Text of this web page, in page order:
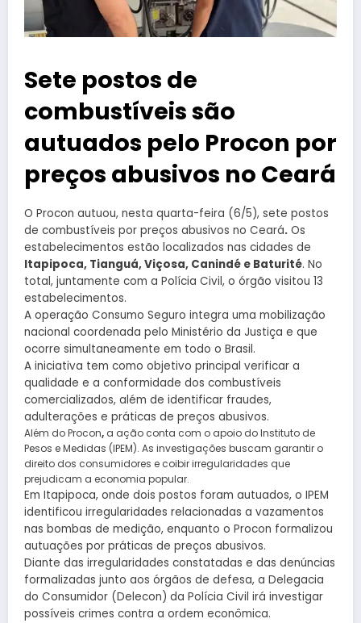
Sete postos de
combustíveis são
autuados pelo Procon por
preços abusivos no Ceará
O Procon autuou, nesta quarta-feira (6/5), sete postos
de combustíveis por preços abusivos no Ceará. Os
estabelecimentos estão localizados nas cidades de
Itapipoca, Tianguá, Viçosa, Canindé e Baturité. No
total, juntamente com a Polícia Civil, o órgão visitou 13
estabelecimentos.
A operação Consumo Seguro integra uma mobilização
nacional coordenada pelo Ministério da Justiça e que
ocorre simultaneamente em todo o Brasil.
A iniciativa tem como objetivo principal verificar a
qualidade e a conformidade dos combustíveis
comercializados, além de identificar fraudes,
adulterações e práticas de preços abusivos.
Além do Procon, a ação conta com o apoio do Instituto de
Pesos e Medidas (IPEM). As investigações buscam garantir o
direito dos consumidores e coibir irregularidades que
prejudicam a economia popular.
Em Itapipoca, onde dois postos foram autuados, o IPEM
identificou irregularidades relacionadas a vazamentos
nas bombas de medição, enquanto o Procon formalizou
autuações por práticas de preços abusivos.
Diante das irregularidades constatadas e das denúncias
formalizadas junto aos órgãos de defesa, a Delegacia
do Consumidor (Delecon) da Polícia Civil irá investigar
possíveis crimes contra a ordem econômica.